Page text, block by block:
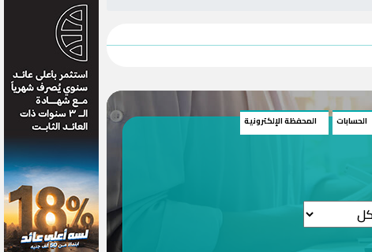
الحسابات المحفظة الإلكترونية